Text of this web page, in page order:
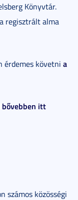
Könyvtár.
regisztrált alma
érdemes követni a
bővebben itt
számos közösségi